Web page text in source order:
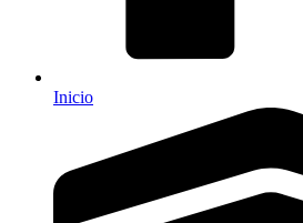
Inicio